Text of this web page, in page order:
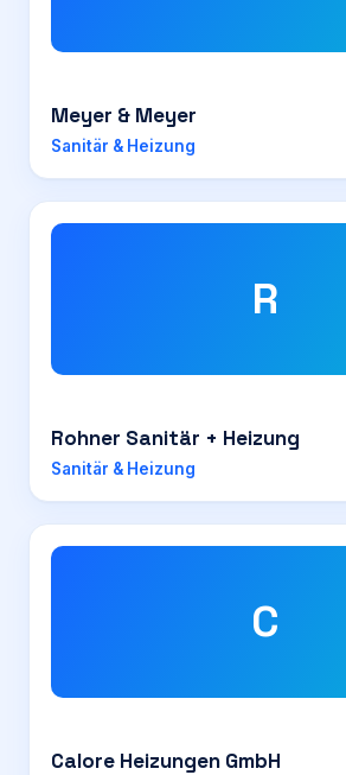
Meyer & Meyer
Sanitär & Heizung
R
Rohner Sanitär + Heizung
Sanitär & Heizung
C
Calore Heizungen GmbH